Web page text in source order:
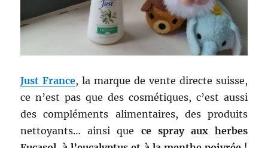
Just France, la marque de vente directe suisse,
ce n’est pas que des cosmétiques, c’est aussi
des compléments alimentaires, des produits
nettoyants… ainsi que ce spray aux herbes